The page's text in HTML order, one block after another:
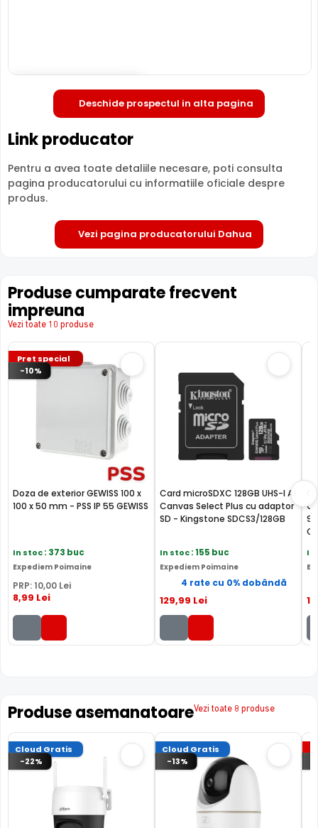
Slot card SD
Tehnologie
IP IP
Garantie
24 luni
Comparatie detaliata: Dahua P5D-5F-PV vs Dahua DH-
P5AS-PV →
Dahua P5D-5F-PV vs Dahua DH-H5D-5F →
Deschide prospectul in alta pagina
Link producator
Pentru a avea toate detaliile necesare, poti consulta
pagina producatorului cu informatiile oficiale despre
produs.
Vezi pagina producatorului Dahua
Produse cumparate frecvent
impreuna
Vezi toate 10 produse
Pret special
-10%
Doza de exterior GEWISS 100 x
100 x 50 mm - PSS IP 55 GEWISS
In stoc: 373 buc
Expediem Poimaine
PRP: 10,00 Lei
8,99 Lei
Card microSDXC 128GB UHS-I A1
Canvas Select Plus cu adaptor
SD - Kingstone SDCS3/128GB
In stoc: 155 buc
Expediem Poimaine
4 rate cu 0% dobândă
129,99 Lei
In
Produse asemanatoareVezi toate 8 produse
Cloud Gratis
-22%
Cloud Gratis
-13%